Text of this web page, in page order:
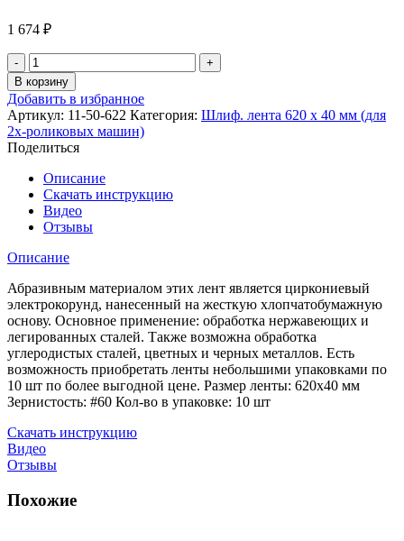
1 674 ₽
Количество
товара
Лента
MESSER
бесконечная
шлифовальная
40х620
#60
(циркониевый
электрокорунд)
уп.
шт
В корзину
Добавить в избранное
Артикул: 11-50-622 Категория: Шлиф. лента 620 х 40 мм (для
2х-роликовых машин)
Поделиться
Описание
Скачать инструкцию
Видео
Отзывы
Описание
Абразивным материалом этих лент является циркониевый
электрокорунд, нанесенный на жесткую хлопчатобумажную
основу. Основное применение: обработка нержавеющих и
легированных сталей. Также возможна обработка
углеродистых сталей, цветных и черных металлов. Есть
возможность приобретать ленты небольшими упаковками по
10 шт по более выгодной цене. Размер ленты: 620х40 мм
Зернистость: #60 Кол-во в упаковке: 10 шт
Скачать инструкцию
Видео
Отзывы
Похожие